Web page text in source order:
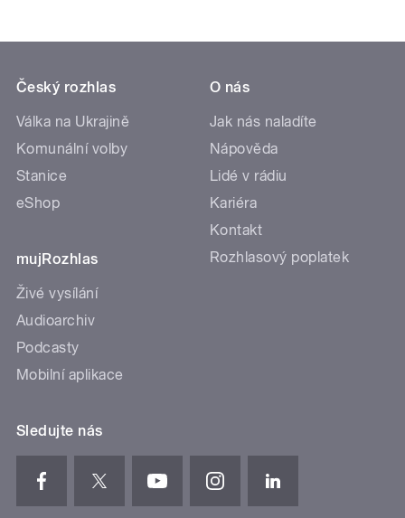
Český rozhlas
Válka na Ukrajině
Komunální volby
Stanice
eShop
mujRozhlas
Živé vysílání
Audioarchiv
Podcasty
Mobilní aplikace
O nás
Jak nás naladíte
Nápověda
Lidé v rádiu
Kariéra
Kontakt
Rozhlasový poplatek
Sledujte nás